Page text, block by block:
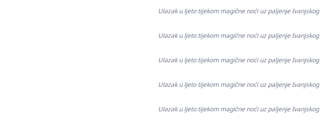
Ulazak u ljeto tijekom magične noći uz paljenje Ivanjskog
Ulazak u ljeto tijekom magične noći uz paljenje Ivanjskog
Ulazak u ljeto tijekom magične noći uz paljenje Ivanjskog
Ulazak u ljeto tijekom magične noći uz paljenje Ivanjskog
Ulazak u ljeto tijekom magične noći uz paljenje Ivanjskog